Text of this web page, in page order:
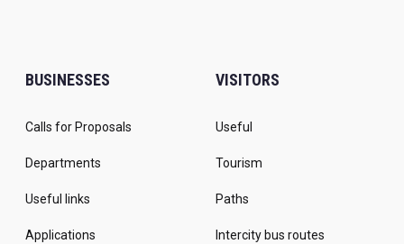
BUSINESSES
Calls for Proposals
Departments
Useful links
Applications
VISITORS
Useful
Tourism
Paths
Intercity bus routes